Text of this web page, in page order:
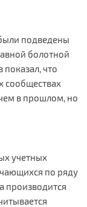
подведены
болотной
что
сообществах
в прошлом, но
учетных
по ряду
производится